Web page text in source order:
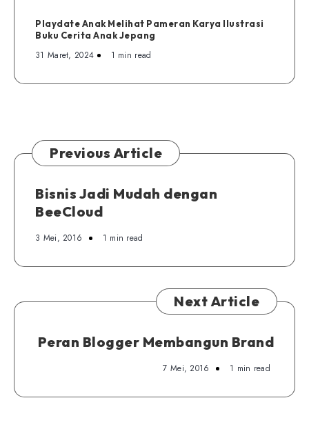
Playdate Anak Melihat Pameran Karya Ilustrasi
Buku Cerita Anak Jepang
31 Maret, 2024 1 min read
Previous Article
Bisnis Jadi Mudah dengan
BeeCloud
3 Mei, 2016 1 min read
Next Article
Peran Blogger Membangun Brand
7 Mei, 2016 1 min read